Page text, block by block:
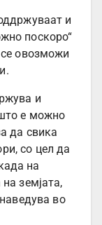
и
поскоро“
овозможи
и
е можно
да свика
со цел да
на
земјата,
во